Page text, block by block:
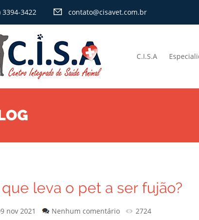
3394-3422 contato@cisavet.com.br
C.I.S.A
leva o pet a ser fujão?
nov 2021 Nenhum comentário 2724